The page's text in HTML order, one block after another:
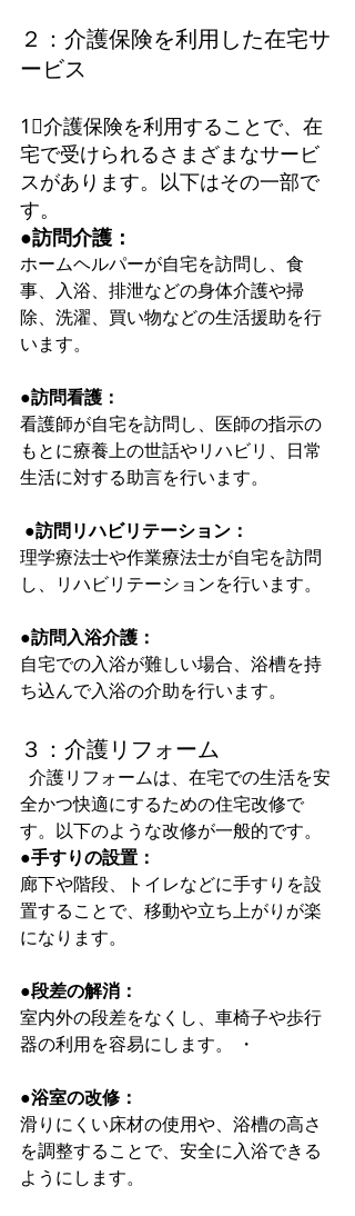
２：介護保険を利用した在宅サ
ービス
1⃣介護保険を利用することで、在
宅で受けられるさまざまなサービ
スがあります。以下はその一部で
す。
●訪問介護：
ホームヘルパーが自宅を訪問し、食
事、入浴、排泄などの身体介護や掃
除、洗濯、買い物などの生活援助を行
います。
●訪問看護：
看護師が自宅を訪問し、医師の指示の
もとに療養上の世話やリハビリ、日常
生活に対する助言を行います。
●訪問リハビリテーション：
理学療法士や作業療法士が自宅を訪問
し、リハビリテーションを行います。
●訪問入浴介護：
自宅での入浴が難しい場合、浴槽を持
ち込んで入浴の介助を行います。
３：介護リフォーム
全かつ快適にするための住宅改修で
す。以下のような改修が一般的です。
●手すりの設置：
廊下や階段、トイレなどに手すりを設
置することで、移動や立ち上がりが楽
になります。
●段差の解消：
室内外の段差をなくし、車椅子や歩行
器の利用を容易にします。 ・
●浴室の改修：
滑りにくい床材の使用や、浴槽の高さ
を調整することで、安全に入浴できる
ようにします。